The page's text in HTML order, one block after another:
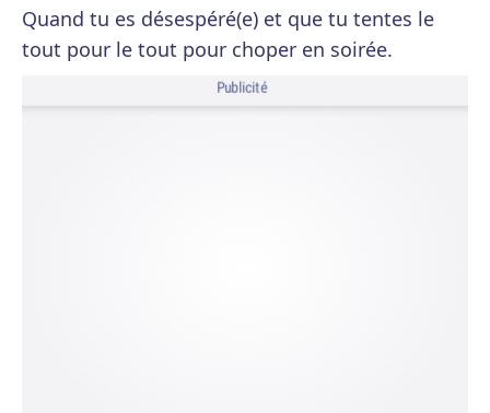
Quand tu es désespéré(e) et que tu tentes le
tout pour le tout pour choper en soirée.
Publicité